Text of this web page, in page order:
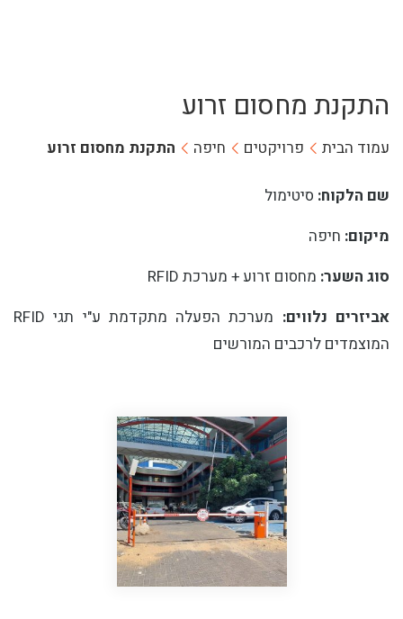
התקנת מחסום זרוע
עמוד הבית פרויקטים חיפה התקנת מחסום זרוע
שם הלקוח: סיטימול
מיקום: חיפה
סוג השער: מחסום זרוע + מערכת RFID
אביזרים נלווים:
מערכת הפעלה מתקדמת ע"י תגי RFID
המוצמדים לרכבים המורשים